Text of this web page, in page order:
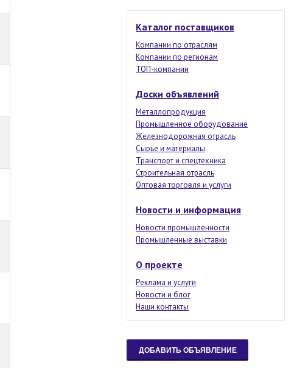
Каталог поставщиков
Компании по отраслям
Компании по регионам
ТОП-компании
Доски объявлений
Металлопродукция
Промышленное оборудование
Железнодорожная отрасль
Сырье и материалы
Транспорт и спецтехника
Строительная отрасль
Оптовая торговля и услуги
Новости и информация
Новости промышленности
Промышленные выставки
О проекте
Реклама и услуги
Новости и блог
Наши контакты